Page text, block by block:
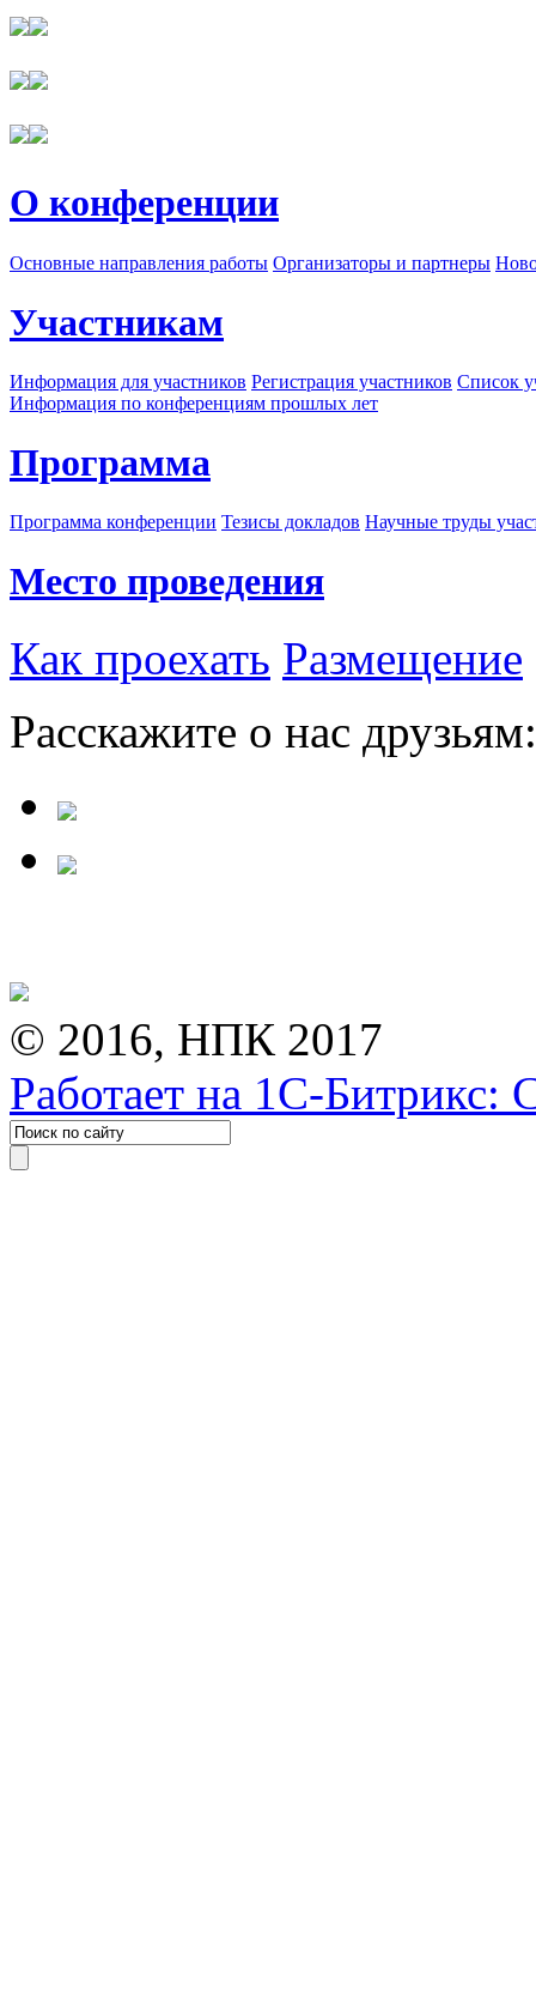
О конференции
Основные направления работы Организаторы и партнеры
Участникам
Информация для участников Регистрация участников Список
Информация по конференциям прошлых лет
Программа
Программа конференции Тезисы докладов Научные труды
Место проведения
Как проехать Размещение
Расскажите о нас друзьям:
© 2016, НПК 2017
Работает на 1С-Битрикс: